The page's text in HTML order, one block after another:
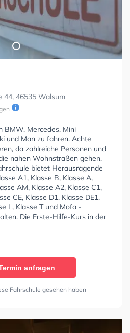
44, 46535 Walsum
BMW, Mercedes, Mini
und Man zu fahren. Achte
da zahlreiche Personen und
nahen Wohnstraßen gehen,
bietet Herausragende
A1, Klasse B, Klasse A,
AM, Klasse A2, Klasse C1,
CE, Klasse D1, Klasse DE1,
L, Klasse T und Mofa -
Die Erste-Hilfe-Kurs in der
anfragen
Fahrschule gesehen haben